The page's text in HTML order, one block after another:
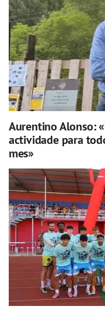
Aurentino Alonso:
actividade para
mes»